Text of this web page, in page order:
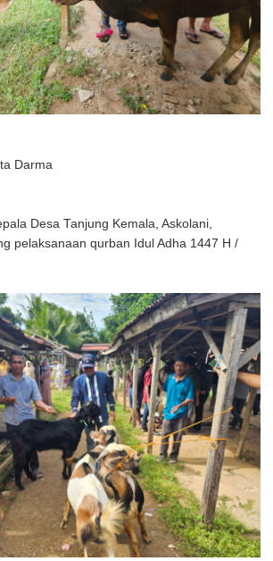
Darma
Desa Tanjung Kemala, Askolani,
pelaksanaan qurban Idul Adha 1447 H /